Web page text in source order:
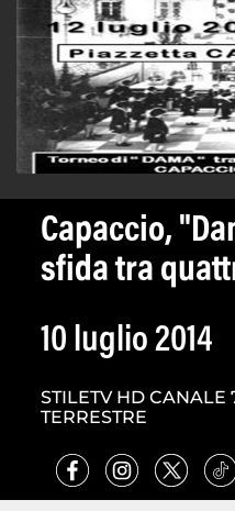
Capaccio,
sfida tra
10 luglio 2014
STILETV HD CANALE
TERRESTRE